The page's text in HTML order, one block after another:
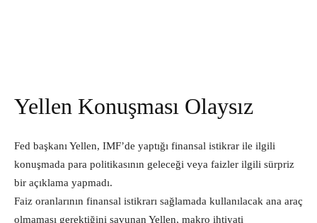
Yellen Konuşması Olaysız
Fed başkanı Yellen, IMF’de yaptığı finansal istikrar ile ilgili
konuşmada para politikasının geleceği veya faizler ilgili sürpriz
bir açıklama yapmadı.
Faiz oranlarının finansal istikrarı sağlamada kullanılacak ana araç
olmaması gerektiğini savunan Yellen, makro ihtiyati